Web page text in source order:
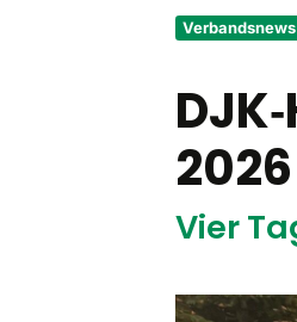
Verbandsnews
Vier